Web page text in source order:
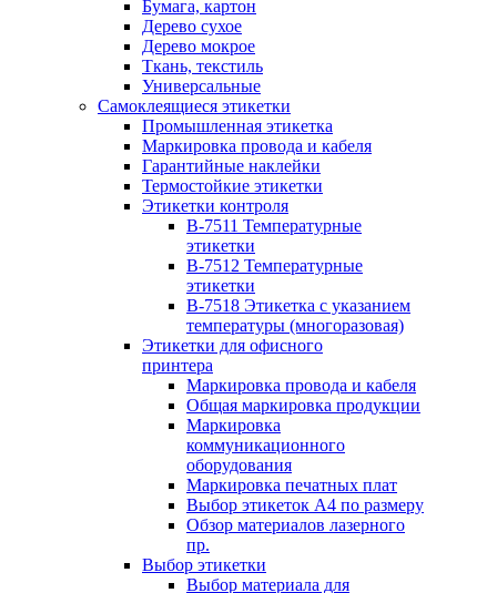
Бумага, картон
Дерево сухое
Дерево мокрое
Ткань, текстиль
Универсальные
Самоклеящиеся этикетки
Промышленная этикетка
Маркировка провода и кабеля
Гарантийные наклейки
Термостойкие этикетки
Этикетки контроля
B-7511 Температурные
этикетки
B-7512 Температурные
этикетки
B-7518 Этикетка с указанием
температуры (многоразовая)
Этикетки для офисного
принтера
Маркировка провода и кабеля
Общая маркировка продукции
Маркировка
коммуникационного
оборудования
Маркировка печатных плат
Выбор этикеток А4 по размеру
Обзор материалов лазерного
пр.
Выбор этикетки
Выбор материала для